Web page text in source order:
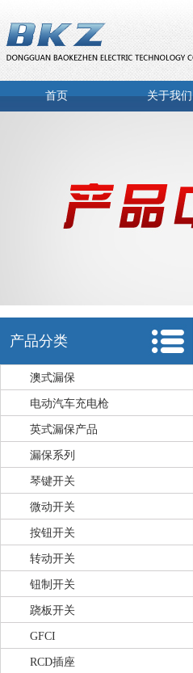
首页 关于我们
产品分类
澳式漏保
电动汽车充电枪
英式漏保产品
漏保系列
琴键开关
微动开关
按钮开关
转动开关
钮制开关
跷板开关
GFCI
RCD插座